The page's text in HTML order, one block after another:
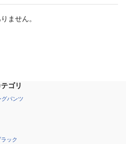
ません。
ゴリ
グパンツ
ック